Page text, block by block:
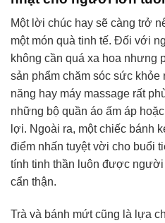
Một lời chúc hay sẽ càng trở
một món quà tinh tế. Đối với
không cần quá xa hoa nhưng
sản phẩm chăm sóc sức
năng hay máy massage rất
những bộ quần áo ấm áp
lợi. Ngoài ra, một chiếc bánh
điểm nhấn tuyệt vời cho buổi
tính tinh thần luôn được
cẩn thận.
Trà và bánh mứt cũng là lựa